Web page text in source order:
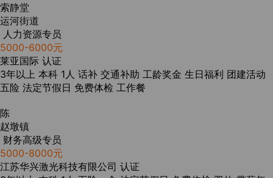
索静堂
运河街道
人力资源专员
5000-6000元
莱亚国际 认证
3年以上 本科 1人 话补 交通补助 工龄奖金 生日福利 团建活动
五险 法定节假日 免费体检 工作餐
陈
赵墩镇
财务高级专员
5000-8000元
江苏华兴激光科技有限公司 认证